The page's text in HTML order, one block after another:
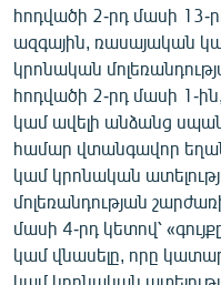
հոդվածի 2-րդ մասի 13-
ազգային, ռասայական
կրոնական
հոդվածի 2-րդ մասի 1-
կամ ավելի անձանց
համար վտանգավոր
կամ կրոնական
մոլեռանդության
մասի 4-րդ կետով՝
կամ վնասելը, որը
կամ կրոնական